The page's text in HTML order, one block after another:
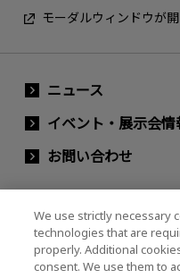
モーダルウィンドウが
ニュース
イベント・展示会情
お問い合わせ
キオクシアホールデ
プ・IR情報）
We use strictly necessary
technologies that are
properly. Additional
consent. We use them to